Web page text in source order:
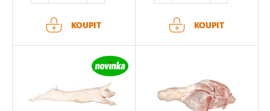
KOUPIT KOUPIT